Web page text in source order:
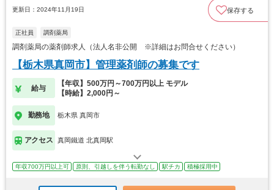
更新日：2024年11月19日 保存する
正社員 調剤薬局
調剤薬局の薬剤師求人（法人名非公開 ※詳細はお問合せください）
【栃木県真岡市】管理薬剤師の募集です
給与
【年収】500万円～700万円以上 モデル
【時給】2,000円～
勤務地 栃木県 真岡市
アクセス 真岡鐵道 北真岡駅
年収700万円以上可 原則、引越しを伴う転勤なし 駅チカ 積極採用中